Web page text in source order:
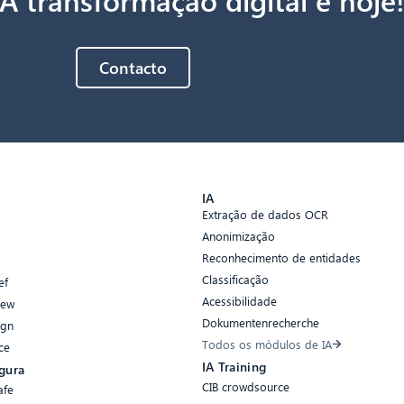
Contacto
IA
Extração de dados OCR
Anonimização
Reconhecimento de entidades
Classificação
Acessibilidade
Dokumentenrecherche
Todos os módulos de IA
IA Training
CIB crowdsource